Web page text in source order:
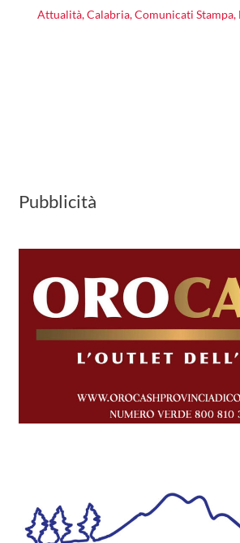
Attualità,Calabria,Comunicati Stampa,
Pubblicità